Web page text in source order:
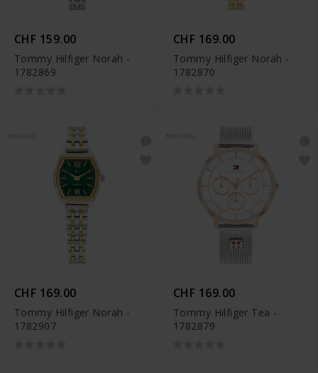
CHF 159.00
Tommy Hilfiger Norah -
1782869
CHF 169.00
Tommy Hilfiger Norah -
1782870
CHF 169.00
Tommy Hilfiger Norah -
1782907
CHF 169.00
Tommy Hilfiger Tea -
1782879